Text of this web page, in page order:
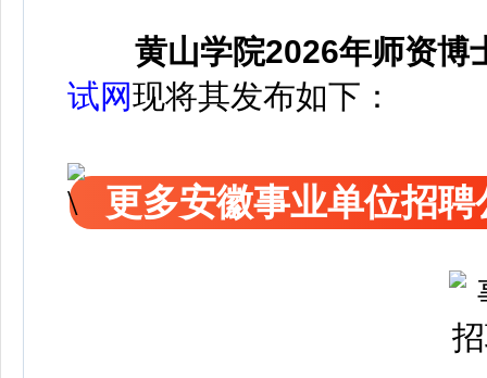
黄山学院2026年师资博
试网现将其发布如下：
更多安徽事业单位招聘